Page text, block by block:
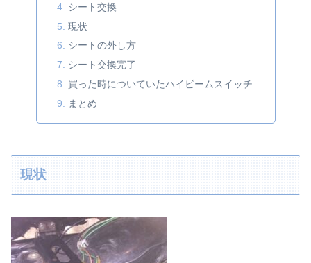
シート交換
現状
シートの外し方
シート交換完了
買った時についていたハイビームスイッチ
まとめ
現状